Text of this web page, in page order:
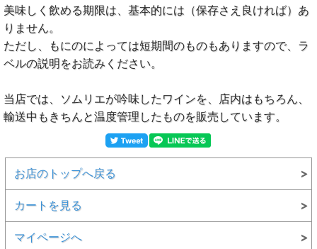
美味しく飲める期限は、基本的には（保存さえ良ければ）あ
りません。
ただし、もにのによっては短期間のものもありますので、ラ
ベルの説明をお読みください。
当店では、ソムリエが吟味したワインを、店内はもちろん、
輸送中もきちんと温度管理したものを販売しています。
お店のトップへ戻る
カートを見る
マイページへ